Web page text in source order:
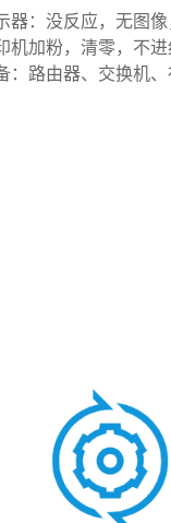
器：没反应，无图像
机加粉，清零，不
：路由器、交换机、